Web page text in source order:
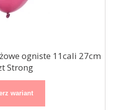
ogniste 11cali 27cm
Strong
wariant